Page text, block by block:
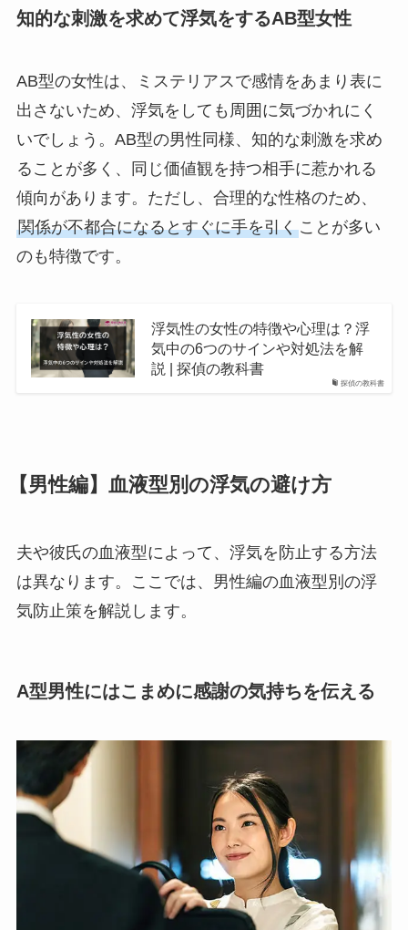
知的な刺激を求めて浮気をするAB型女性
AB型の女性は、ミステリアスで感情をあまり表に
出さないため、浮気をしても周囲に気づかれにく
いでしょう。AB型の男性同様、知的な刺激を求め
ることが多く、同じ価値観を持つ相手に惹かれる
傾向があります。ただし、合理的な性格のため、
関係が不都合になるとすぐに手を引くことが多い
のも特徴です。
探偵の教科書
浮気性の女性の特徴や心理は？浮
気中の6つのサインや対処法を解
説 | 探偵の教科書
【男性編】血液型別の浮気の避け方
夫や彼氏の血液型によって、浮気を防止する方法
は異なります。ここでは、男性編の血液型別の浮
気防止策を解説します。
A型男性にはこまめに感謝の気持ちを伝える